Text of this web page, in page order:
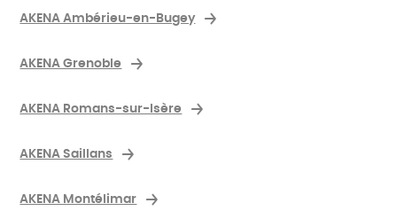
AKENA Ambérieu-en-Bugey
AKENA Grenoble
AKENA Romans-sur-Isère
AKENA Saillans
AKENA Montélimar